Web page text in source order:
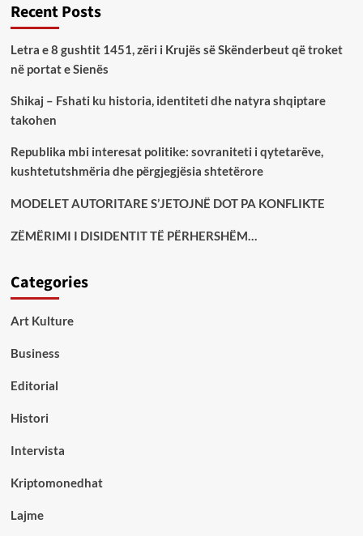
Recent Posts
Letra e 8 gushtit 1451, zëri i Krujës së Skënderbeut që troket
në portat e Sienës
Shikaj – Fshati ku historia, identiteti dhe natyra shqiptare
takohen
Republika mbi interesat politike: sovraniteti i qytetarëve,
kushtetutshmëria dhe përgjegjësia shtetërore
MODELET AUTORITARE S’JETOJNË DOT PA KONFLIKTE
ZËMËRIMI I DISIDENTIT TË PËRHERSHËM…
Categories
Art Kulture
Business
Editorial
Histori
Intervista
Kriptomonedhat
Lajme